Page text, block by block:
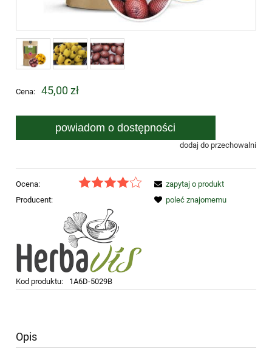
Cena: 45,00 zł
powiadom o dostępności
dodaj do przechowalni
Ocena:
Producent:
Kod produktu: 1A6D-5029B
zapytaj o produkt
poleć znajomemu
Opis